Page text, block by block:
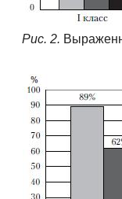
Рис. 2.